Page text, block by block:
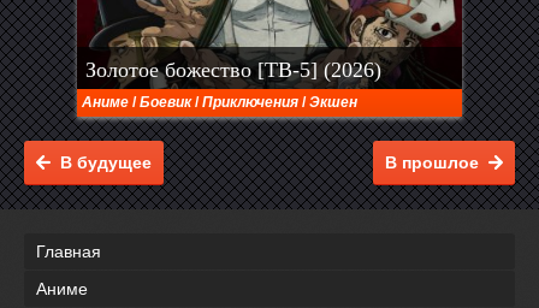
Золотое божество [ТВ-5] (2026)
Аниме /Боевик/Приключения /Экшен
В будущее В прошлое
Главная
Аниме